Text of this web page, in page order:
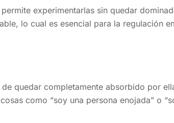
experimentarlas sin quedar
lo cual es esencial para la regulación
quedar completamente absorbido por
como “soy una persona enojada” o